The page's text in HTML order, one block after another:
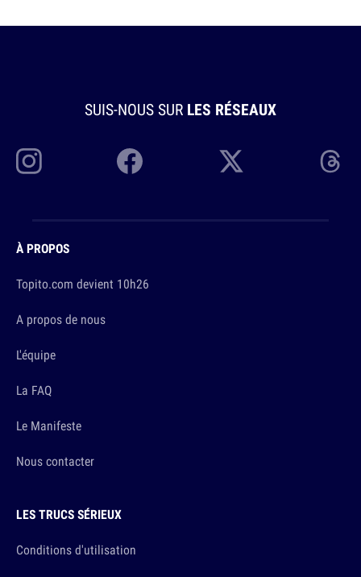
SUIS-NOUS SUR LES RÉSEAUX
À PROPOS
Topito.com devient 10h26
A propos de nous
L'équipe
La FAQ
Le Manifeste
Nous contacter
LES TRUCS SÉRIEUX
Conditions d'utilisation